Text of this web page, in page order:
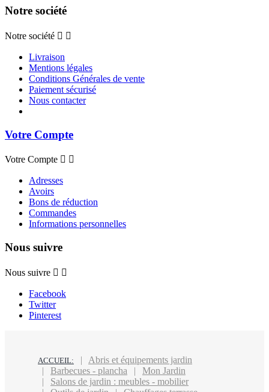
Notre société
Notre société  
Livraison
Mentions légales
Conditions Générales de vente
Paiement sécurisé
Nous contacter
Votre Compte
Votre Compte  
Adresses
Avoirs
Bons de réduction
Commandes
Informations personnelles
Nous suivre
Nous suivre  
Facebook
Twitter
Pinterest
ACCUEIL:
Abris et équipements jardin
Barbecues - plancha
Mon Jardin
Salons de jardin : meubles - mobilier